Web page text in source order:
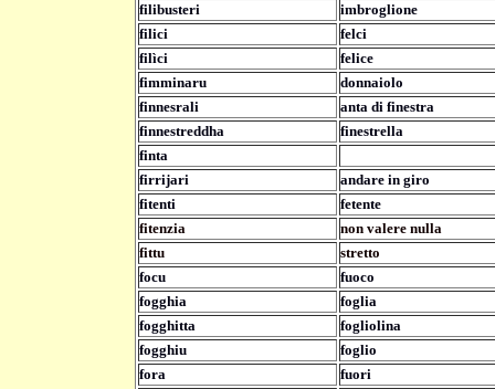
filibusteri
imbroglione
filici
felci
filìci
felice
fimminaru
donnaiolo
finnesrali
anta di finestra
finnestreddha
finestrella
finta
firrijari
andare in giro
fitenti
fetente
fitenzia
non valere nulla
fittu
stretto
focu
fuoco
fogghia
foglia
fogghitta
fogliolina
fogghiu
foglio
fora
fuori